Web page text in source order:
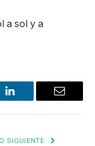
a sol y a
LinkedIn Email
SIGUIENTE